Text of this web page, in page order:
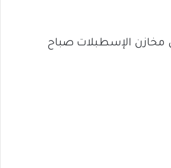
مخازن الإسطبلات صباح